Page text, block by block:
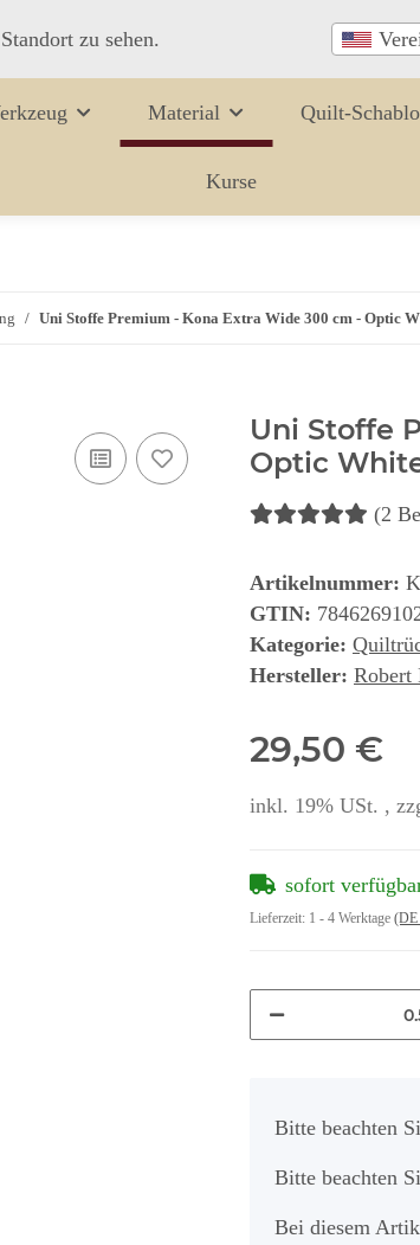
zu sehen.
Material Quilt-
Kurse
Uni Stoffe Premium - Kona Extra Wide 300 cm - Optic
Uni Stoffe
Optic
(2
Artikelnummer:
GTIN:
Kategorie:
Hersteller: Robert
29,50 €
inkl. 19% USt. ,
sofort
Lieferzeit: 1 - 4 Werktage (DE
Bitte beachten
Bitte beachten
Bei diesem